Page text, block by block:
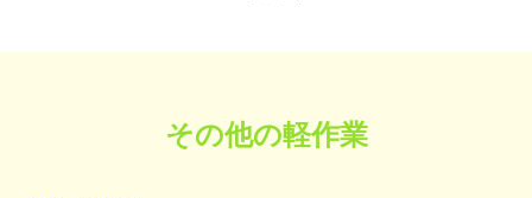
その他の軽作業